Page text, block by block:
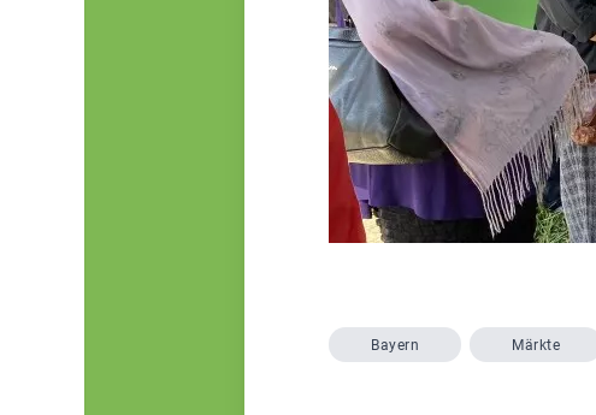
Bayern Märkte